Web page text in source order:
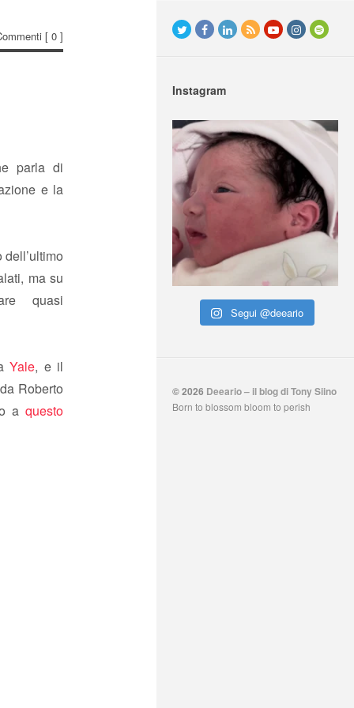
[ 0 ]
parla di
e la
ma su
quasi
Yale, e il
Roberto
a questo
Instagram
Segui @deeario
© 2026 Deeario – il blog di Tony Siino
Born to blossom bloom to perish